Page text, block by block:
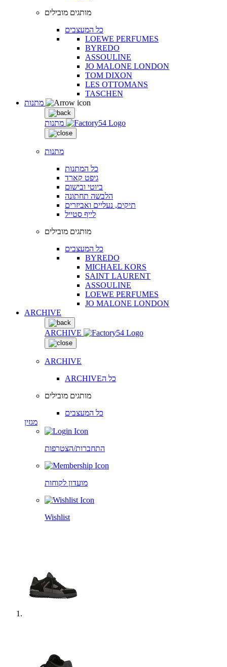
מותגים מובילים
כל המעצבים
LOEWE PERFUMES
BYREDO
ASSOULINE
JO MALONE LONDON
TOM DIXON
LES OTTOMANS
TASCHEN
מתנות
מתנות
כל המתנות
גיפט קארד
ביוטי ובישום
הלבשה תחתונה
תיקים, נעליים ואביזרים
לייף סטייל
מותגים מובילים
כל המעצבים
BYREDO
MICHAEL KORS
SAINT LAURENT
ASSOULINE
LOEWE PERFUMES
JO MALONE LONDON
ARCHIVE
ARCHIVE
ARCHIVE
ARCHIVEכל ה
מותגים מובילים
כל המעצבים
מגזין
התחברות/הצטרפות
מועדון לקוחות
Wishlist